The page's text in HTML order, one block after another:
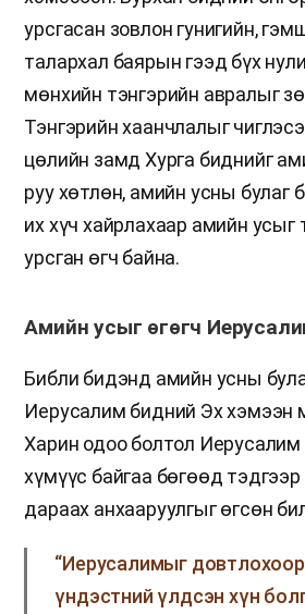
урсгасан зовлон гунигийн,
талархал баярын гээд бүх
мөнхийн тэнгэрийн авралыг
Тэнгэрийн хаанчлалыг
цөлийн замд Хурга биднийг
руу хөтлөн, амийн усны булаг
их хүч хайрлахаар амийн усыг
урсган өгч байна.
Амийн усыг өгөгч
Библи бидэнд амийн усны
Иерусалим бидний Эх хэмээн
Харин одоо болтол Иерусалим
хүмүүс байгаа бөгөөд
дараах анхааруулгыг өгсөн
“Иерусалимыг
үндэстний үлдсэн хүн